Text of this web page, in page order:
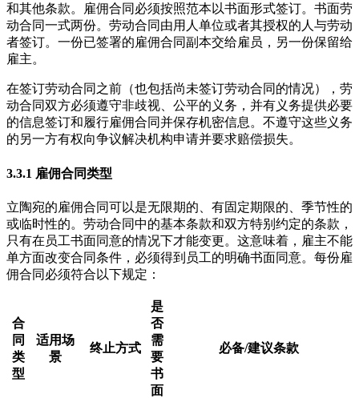
和其他条款。雇佣合同必须按照范本以书面形式签订。书面劳
动合同一式两份。劳动合同由用人单位或者其授权的人与劳动
者签订。一份已签署的雇佣合同副本交给雇员，另一份保留给
雇主。
在签订劳动合同之前（也包括尚未签订劳动合同的情况），劳
动合同双方必须遵守非歧视、公平的义务，并有义务提供必要
的信息签订和履行雇佣合同并保存机密信息。不遵守这些义务
的另一方有权向争议解决机构申请并要求赔偿损失。
3.3.1 雇佣合同类型
立陶宛的雇佣合同可以是无限期的、有固定期限的、季节性的
或临时性的。劳动合同中的基本条款和双方特别约定的条款，
只有在员工书面同意的情况下才能变更。这意味着，雇主不能
单方面改变合同条件，必须得到员工的明确书面同意。每份雇
佣合同必须符合以下规定：
合
同
类
型
适用场
景
终止方式
是
否
需
要
书
面
必备/建议条款